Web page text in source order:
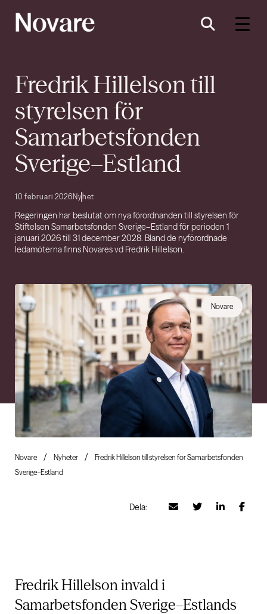
Fredrik Hillelson till
styrelsen för
Samarbetsfonden
Sverige–Estland
10 februari 2026Nyhet
Regeringen har beslutat om nya förordnanden till styrelsen för
Stiftelsen Samarbetsfonden Sverige–Estland för perioden 1
januari 2026 till 31 december 2028. Bland de nyförordnade
ledamöterna finns Novares vd Fredrik Hillelson.
Novare
Novare Nyheter
Fredrik Hillelson till styrelsen för Samarbetsfonden
Sverige–Estland
Dela:
Fredrik Hillelson invald i
Samarbetsfonden Sverige–Estlands